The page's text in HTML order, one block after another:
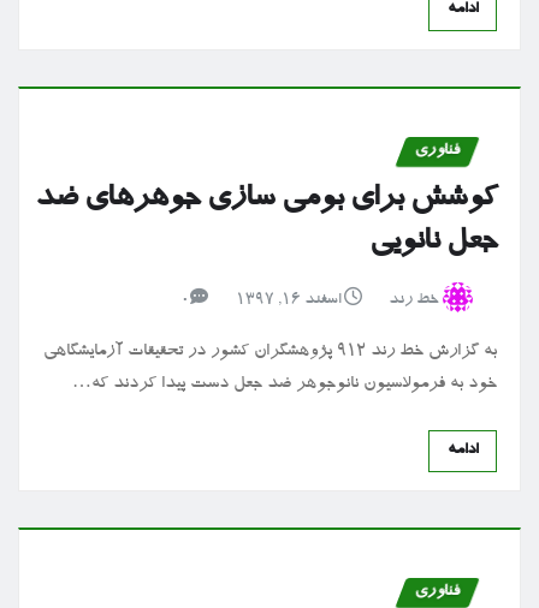
ادامه
فناوری
کوشش برای بومی سازی جوهرهای ضد
جعل نانویی
خط رند اسفند ۱۶, ۱۳۹۷ 0
به گزارش خط رند ۹۱۲ پژوهشگران کشور در تحقیقات آزمایشگاهی
خود به فرمولاسیون نانوجوهر ضد جعل دست پیدا کردند که…
ادامه
فناوری